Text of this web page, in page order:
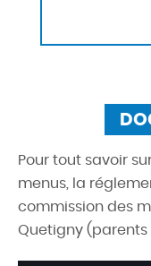
Pour tout savoir
menus, la
commission des
Quetigny (parents